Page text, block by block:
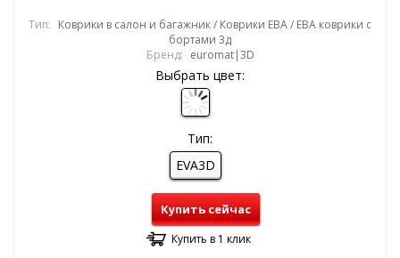
Тип: Коврики в салон и багажник / Коврики ЕВА / ЕВА коврики с
бортами 3д
Бренд: euromat|3D
Выбрать цвет:
Тип:
EVA3D
Купить сейчас
Купить в 1 клик